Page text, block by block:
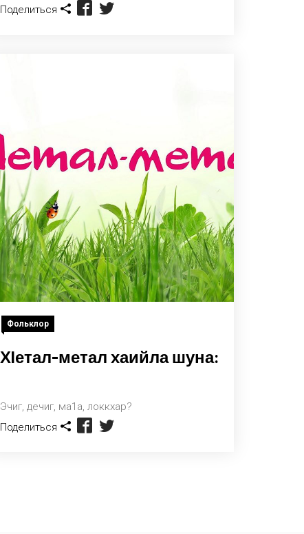
Поделиться
Фольклор
Хlетал-метал хаийла шуна:
Эчиг, дечиг, ма1а, локкхар?
Поделиться